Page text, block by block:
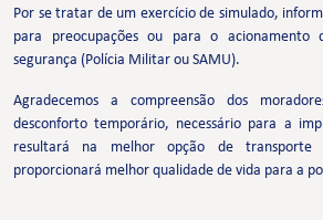
Por se tratar de um exercício de simulado,
para preocupações ou para o acionamento
segurança (Polícia Militar ou SAMU).
Agradecemos a compreensão dos
desconforto temporário, necessário para a
resultará na melhor opção de
proporcionará melhor qualidade de vida para a